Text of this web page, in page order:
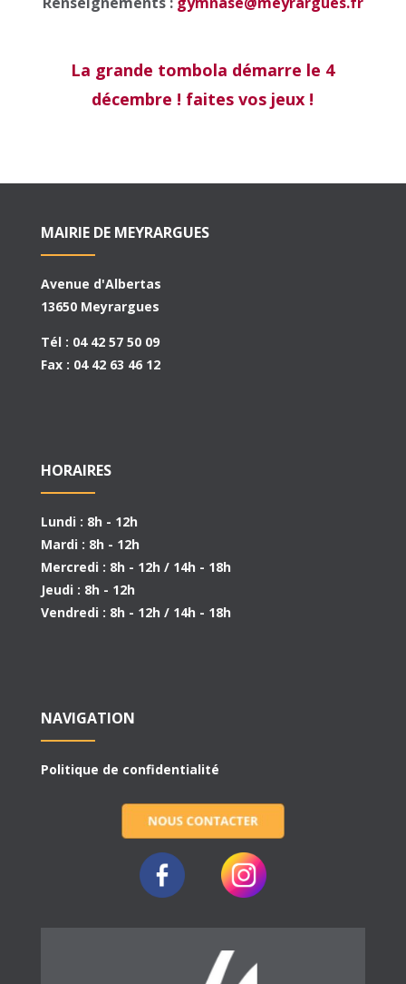
La grande tombola démarre le 4
décembre ! faites vos jeux !
MAIRIE DE MEYRARGUES
Avenue d'Albertas
13650 Meyrargues
Tél : 04 42 57 50 09
Fax : 04 42 63 46 12
HORAIRES
Lundi : 8h - 12h
Mardi : 8h - 12h
Mercredi : 8h - 12h / 14h - 18h
Jeudi : 8h - 12h
Vendredi : 8h - 12h / 14h - 18h
NAVIGATION
Politique de confidentialité